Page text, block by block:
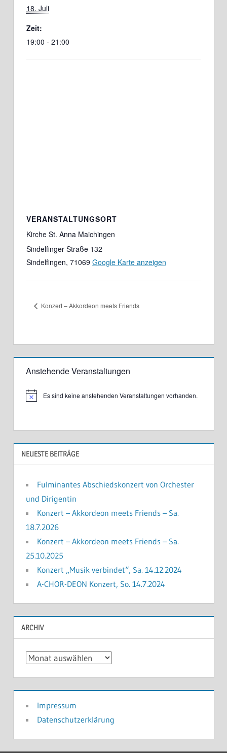
18. Juli
Zeit:
19:00 - 21:00
VERANSTALTUNGSORT
Kirche St. Anna Maichingen
Sindelfinger Straße 132
Sindelfingen, 71069 Google Karte anzeigen
Konzert – Akkordeon meets Friends
Anstehende Veranstaltungen
N
c
Es sind keine anstehenden Veranstaltungen vorhanden.
NEUESTE BEITRÄGE
Fulminantes Abschiedskonzert von Orchester
und Dirigentin
Konzert – Akkordeon meets Friends – Sa.
18.7.2026
Konzert – Akkordeon meets Friends – Sa.
25.10.2025
Konzert „Musik verbindet“, Sa. 14.12.2024
A-CHOR-DEON Konzert, So. 14.7.2024
ARCHIV
Archiv
Impressum
Datenschutzerklärung